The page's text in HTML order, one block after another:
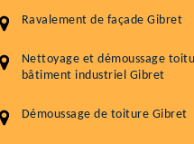
Ravalement de façade Gibret
Nettoyage et démoussage
bâtiment industriel Gibret
Démoussage de toiture Gibret